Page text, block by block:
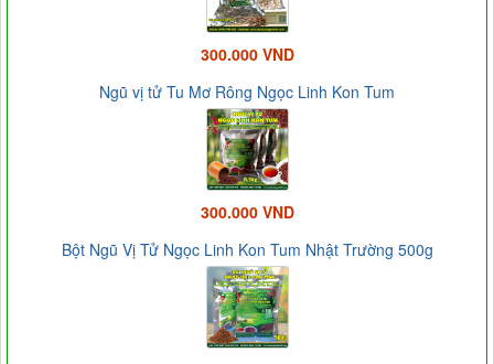
300.000 VND
Ngũ vị tử Tu Mơ Rông Ngọc Linh Kon Tum
300.000 VND
Bột Ngũ Vị Tử Ngọc Linh Kon Tum Nhật Trường 500g